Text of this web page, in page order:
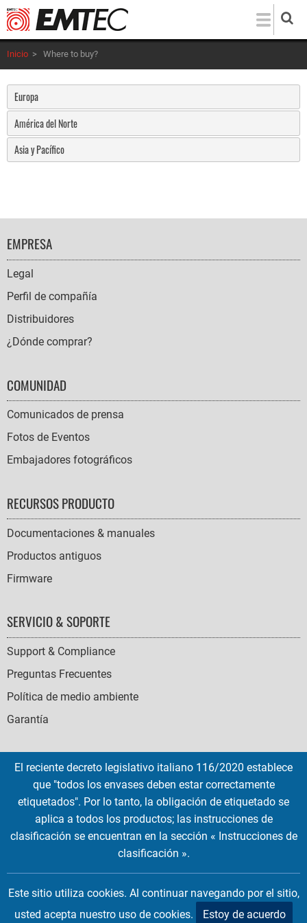
Pasar
al
contenido
principal
Inicio > Where to buy?
Europa
América del Norte
Asia y Pacífico
FOOTER
NAVIGATION
EMPRESA
Legal
Perfil de compañía
Distribuidores
¿Dónde comprar?
COMUNIDAD
Comunicados de prensa
Fotos de Eventos
Embajadores fotográficos
RECURSOS PRODUCTO
Documentaciones & manuales
Productos antiguos
Firmware
SERVICIO & SOPORTE
Support & Compliance
Preguntas Frecuentes
Política de medio ambiente
Garantía
SOCIAL
ICONS
English French Deutsch Italian Español
Copyright © 2026 EMTEC, All rights reserved.
EMTEC® IS A REGISTERED TRADEMARK OF THE DEXXON GROUP.
El reciente decreto legislativo italiano 116/2020 establece
que "todos los envases deben estar correctamente
etiquetados". Por lo tanto, la obligación de etiquetado se
aplica a todos los productos; las instrucciones de
clasificación se encuentran en la sección « Instrucciones de
clasificación ».
Este sitio utiliza cookies. Al continuar navegando por el sitio,
usted acepta nuestro uso de cookies.
Estoy de acuerdo